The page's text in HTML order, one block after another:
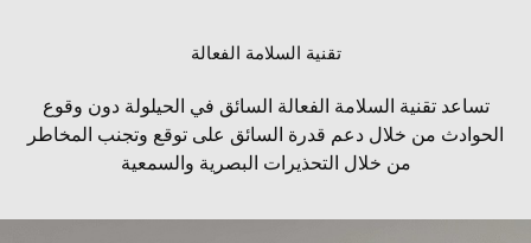
تقنية السلامة الفعالة
تساعد تقنية السلامة الفعالة السائق في الحيلولة دون وقوع
الحوادث من خلال دعم قدرة السائق على توقع وتجنب المخاطر
من خلال التحذيرات البصرية والسمعية